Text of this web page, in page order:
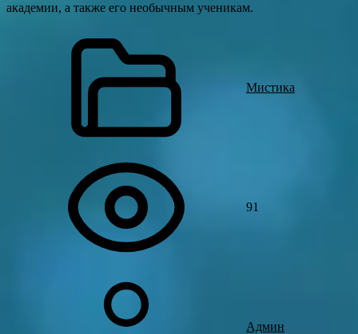
академии, а также его необычным ученикам.
Мистика
91
Админ